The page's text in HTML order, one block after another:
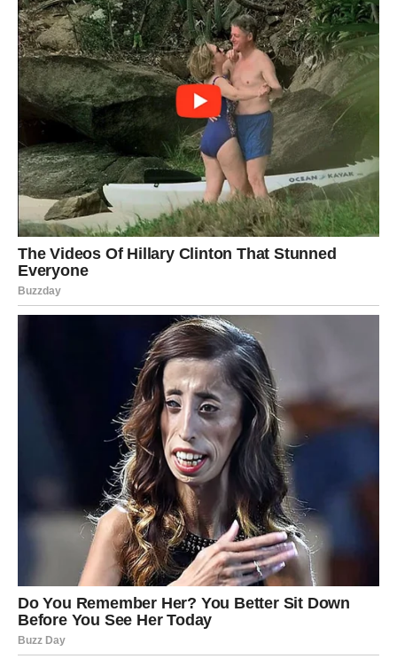
STRIJELAC
Neočekivan kontakt vraća vas u prošlost, ali ovaj put
mnogo mudriji i zreliji.
Pred vama je važan izbor.
Ljubavna poruka
Ne ponavljajte stare greške.
Sudbina vam daje novu
perspektivu
Pred vama su lijepi trenuci.
Neko želi razgovor koji je odavno trebao biti vođen.
Moguće je razjašnjenje koje donosi mir.
Ljubavna poruka
Dajte priliku iskrenosti.
Srce traži odgovore